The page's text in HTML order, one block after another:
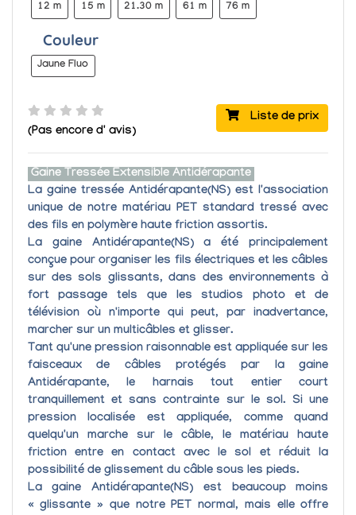
12 m 15 m 21.30 m 61 m 76 m
Couleur
Jaune Fluo
Liste de prix
(Pas encore d' avis)
Gaine Tressée Extensible Antidérapante
La gaine tressée Antidérapante(NS) est l'association
unique de notre matériauPET standardtresséavec
des fils en polymère haute frictionassortis.
La gaine Antidérapante(NS) a été principalement
conçue pourorganiser les fils électriques et les câbles
sur des sols glissants, dans des environnements à
fort passage tels que les studios photo et de
télévision où n'importe qui peut, par inadvertance,
marcher sur un multicâbles et glisser.
Tant qu'une pression raisonnable est appliquée sur les
faisceaux de câbles protégés par lagaine
Antidérapante, le harnais tout entier court
tranquillement et sans contrainte sur le sol. Si une
pression localisée est appliquée, comme quand
quelqu'un marche sur le câble, le matériau haute
friction entre en contact avec le sol et réduit la
possibilité de glissement du câble sous les pieds.
La gaine Antidérapante(NS) est beaucoup moins
« glissante » que notre PET normal, mais elle offre